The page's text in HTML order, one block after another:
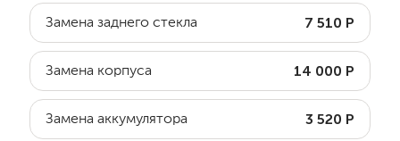
Замена заднего стекла 7 510 Р
Замена корпуса 14 000 Р
Замена аккумулятора 3 520 Р